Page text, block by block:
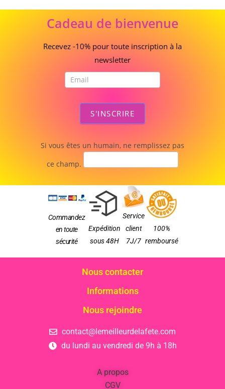
deCadeau de bienvenue
Recevez -10% pour toute inscription à la
newsletter
S'INSCRIRE
Si vous êtes un humain, ne remplissez pas
ce champ.
Commandez
en toute
sécurité
Expédition
sous 48H
Service
client
7J/7
100%
remboursé
Nous contacter
Informations
Nous rejoindre
contact@lemeilleurdelafete.com
du lundi au vendredi de 9h à 18h
A propos
CGV